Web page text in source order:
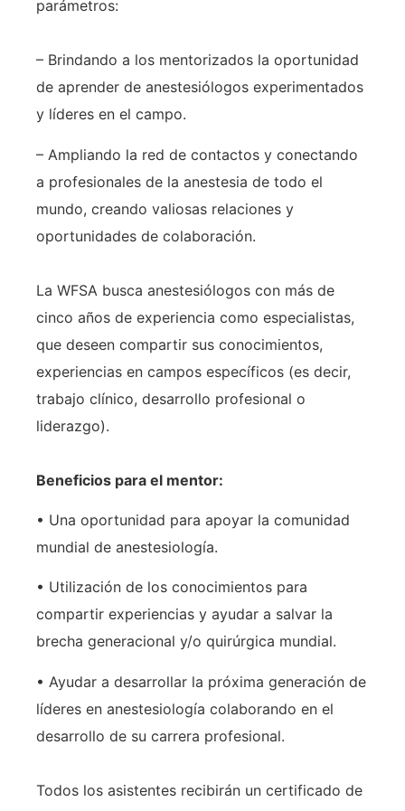
parámetros:
– Brindando a los mentorizados la oportunidad
de aprender de anestesiólogos experimentados
y líderes en el campo.
– Ampliando la red de contactos y conectando
a profesionales de la anestesia de todo el
mundo, creando valiosas relaciones y
oportunidades de colaboración.
La WFSA busca anestesiólogos con más de
cinco años de experiencia como especialistas,
que deseen compartir sus conocimientos,
experiencias en campos específicos (es decir,
trabajo clínico, desarrollo profesional o
liderazgo).
Beneficios para el mentor:
• Una oportunidad para apoyar la comunidad
mundial de anestesiología.
• Utilización de los conocimientos para
compartir experiencias y ayudar a salvar la
brecha generacional y/o quirúrgica mundial.
• Ayudar a desarrollar la próxima generación de
líderes en anestesiología colaborando en el
desarrollo de su carrera profesional.
Todos los asistentes recibirán un certificado de